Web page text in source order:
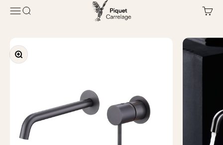
Ouvrir la navigation
Ouvrir la recherche
Piquet Carrelage
Voir
Zoomer sur l'image